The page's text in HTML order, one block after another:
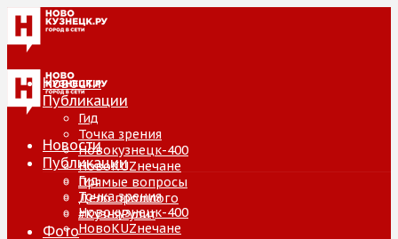
Новости
Публикации
Гид
Точка зрения
Новокузнецк-400
НовоKUZнечане
Прямые вопросы
Дело прошлого
#КузняРулит
Фото
Новости
Публикации
Гид
Точка зрения
Новокузнецк-400
НовоKUZнечане